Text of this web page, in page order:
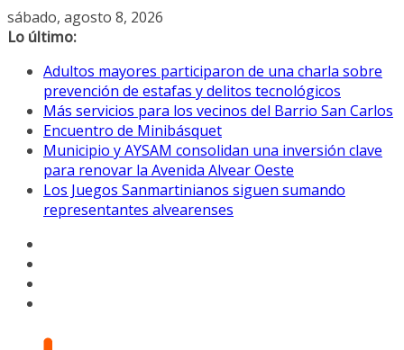
Saltar
al
sábado, agosto 8, 2026
Lo último:
Adultos mayores participaron de una charla sobre
prevención de estafas y delitos tecnológicos
Más servicios para los vecinos del Barrio San Carlos
Encuentro de Minibásquet
Municipio y AYSAM consolidan una inversión clave
para renovar la Avenida Alvear Oeste
Los Juegos Sanmartinianos siguen sumando
representantes alvearenses